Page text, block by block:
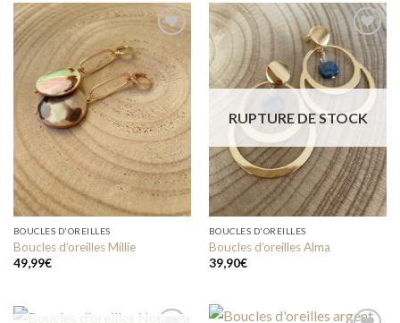
Add to
wishlist
BOUCLES D'OREILLES
Boucles d’oreilles Millie
49,99€
Add to
wishlist
RUPTURE DE STOCK
BOUCLES D'OREILLES
Boucles d’oreilles Alma
39,90€